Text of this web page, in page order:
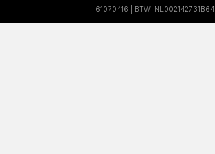
61070416 | BTW: NL002142731B64